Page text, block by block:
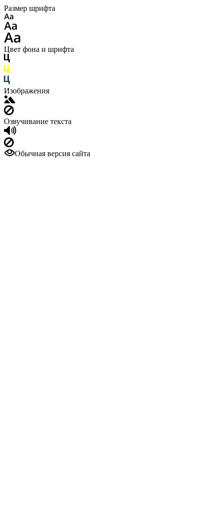
Размер шрифта
Цвет фона и шрифта
Изображения
Озвучивание текста
Обычная версия сайта